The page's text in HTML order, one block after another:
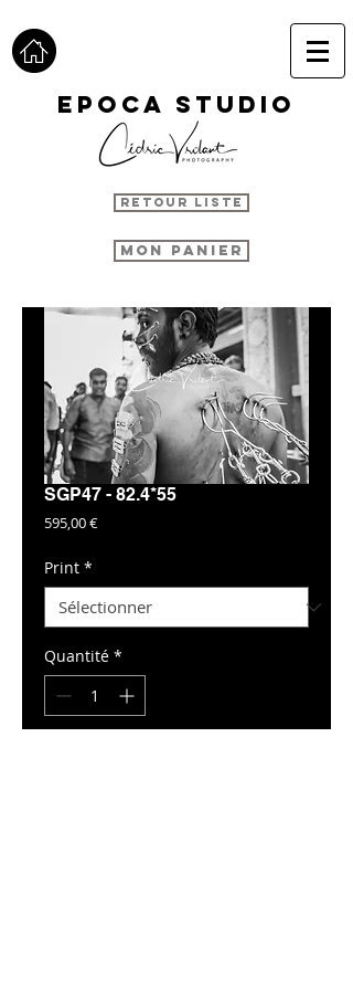
epoca studio
RETOUR LISTE
MON PANIER
SGP47 - 82.4*55
595,00 €Prix
Print *
Quantité *